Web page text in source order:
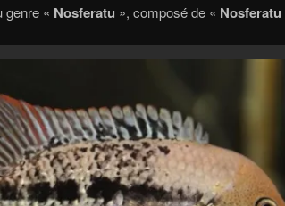
genre « Nosferatu », composé de « Nosferatu